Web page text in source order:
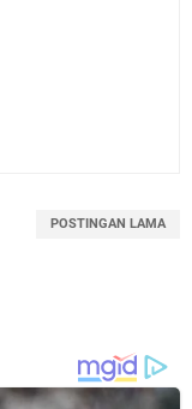
POSTINGAN LAMA